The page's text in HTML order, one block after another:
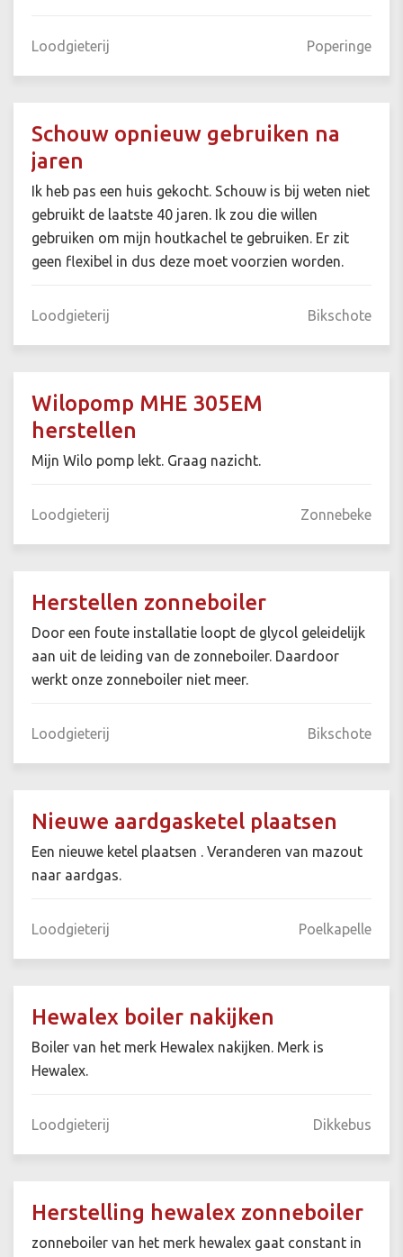
Loodgieterij Poperinge
Schouw opnieuw gebruiken na
jaren
Ik heb pas een huis gekocht. Schouw is bij weten niet
gebruikt de laatste 40 jaren. Ik zou die willen
gebruiken om mijn houtkachel te gebruiken. Er zit
geen flexibel in dus deze moet voorzien worden.
Loodgieterij Bikschote
Wilopomp MHE 305EM
herstellen
Mijn Wilo pomp lekt. Graag nazicht.
Loodgieterij Zonnebeke
Herstellen zonneboiler
Door een foute installatie loopt de glycol geleidelijk
aan uit de leiding van de zonneboiler. Daardoor
werkt onze zonneboiler niet meer.
Loodgieterij Bikschote
Nieuwe aardgasketel plaatsen
Een nieuwe ketel plaatsen . Veranderen van mazout
naar aardgas.
Loodgieterij Poelkapelle
Hewalex boiler nakijken
Boiler van het merk Hewalex nakijken. Merk is
Hewalex.
Loodgieterij Dikkebus
Herstelling hewalex zonneboiler
zonneboiler van het merk hewalex gaat constant in